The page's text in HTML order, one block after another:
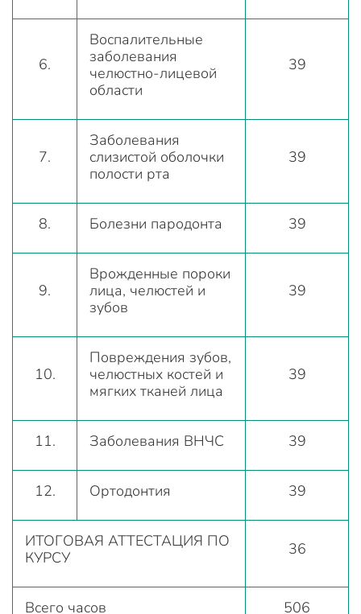
6.
Воспалительные
заболевания
челюстно-лицевой
области
39
7.
Заболевания
слизистой оболочки
полости рта
39
8. Болезни пародонта 39
9.
Врожденные пороки
лица, челюстей и
зубов
39
10.
Повреждения зубов,
челюстных костей и
мягких тканей лица
39
11. Заболевания ВНЧС 39
12. Ортодонтия 39
ИТОГОВАЯ АТТЕСТАЦИЯ ПО
КУРСУ
36
Всего часов 506